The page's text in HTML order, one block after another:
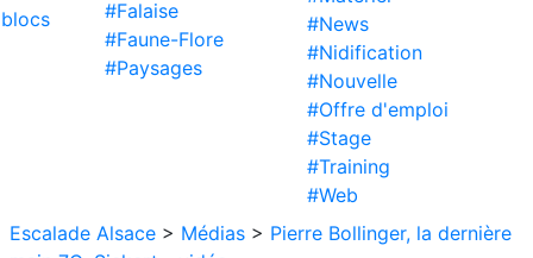
#Falaise
#Faune-Flore
#Paysages
#News
#Nidification
#Nouvelle
#Offre d'emploi
#Stage
#Training
#Web
Escalade Alsace > Médias > Pierre Bollinger, la dernière